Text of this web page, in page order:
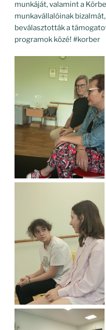
munkáját, valamint a
munkavállalóinak
beválasztották a
programok közé! #korber